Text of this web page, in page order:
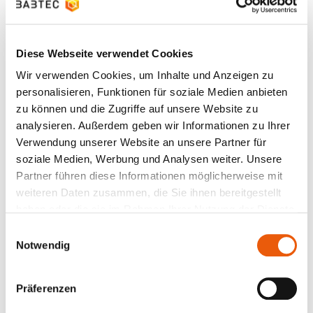
Diese Webseite verwendet Cookies
Wir verwenden Cookies, um Inhalte und Anzeigen zu
personalisieren, Funktionen für soziale Medien anbieten
zu können und die Zugriffe auf unsere Website zu
analysieren. Außerdem geben wir Informationen zu Ihrer
Verwendung unserer Website an unsere Partner für
soziale Medien, Werbung und Analysen weiter. Unsere
Partner führen diese Informationen möglicherweise mit
weiteren Daten zusammen, die Sie ihnen bereitgestellt
Notwendig
Präferenzen
enormes, oft ungenutztes Potenzial – vorausgesetzt,
derFaktor Menschwird mitgenommen und der
6. Digitale Fabrik und Industrie 4.0:
Qualität in vernetzten
Die Digitale Fabrik beschreibt laut VDI ein
umfassendes Netzwerk digitaler Modelle, Methoden
und Werkzeuge – von Simulation bis 3D-
Visualisierung –, die durchdurchgängiges
miteinander verbunden sind. Ziel
Verbesserung aller Strukturen, Prozesse und
im digitalen Abbild.
Für das Qualitätsmanagement bedeutet das: